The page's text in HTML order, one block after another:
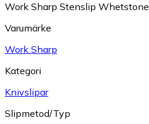
Work Sharp Stenslip Whetstone
Varumärke
Work Sharp
Kategori
Knivslipar
Slipmetod/Typ